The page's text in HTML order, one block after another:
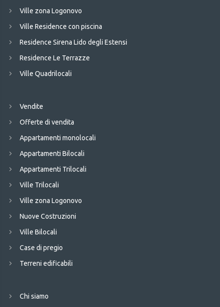
Ville zona Logonovo
Ville Residence con piscina
Residence Sirena Lido degli Estensi
Residence Le Terrazze
Ville Quadrilocali
Vendite
Offerte di vendita
Appartamenti monolocali
Appartamenti Bilocali
Appartamenti Trilocali
Ville Trilocali
Ville zona Logonovo
Nuove Costruzioni
Ville Bilocali
Case di pregio
Terreni edificabili
Chi siamo